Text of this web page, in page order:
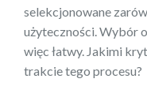
selekcjonowane
użyteczności. Wybór
więc łatwy. Jakimi
trakcie tego procesu?